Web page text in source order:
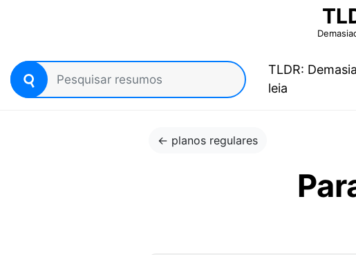
TLDR:
leia(current)
← planos regulares